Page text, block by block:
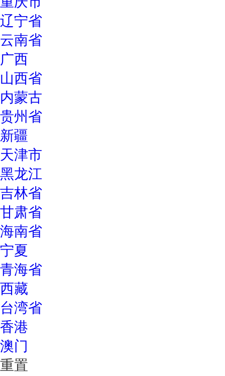
辽宁省
云南省
广西
山西省
内蒙古
贵州省
新疆
天津市
黑龙江
吉林省
甘肃省
海南省
宁夏
青海省
西藏
台湾省
香港
澳门
重置